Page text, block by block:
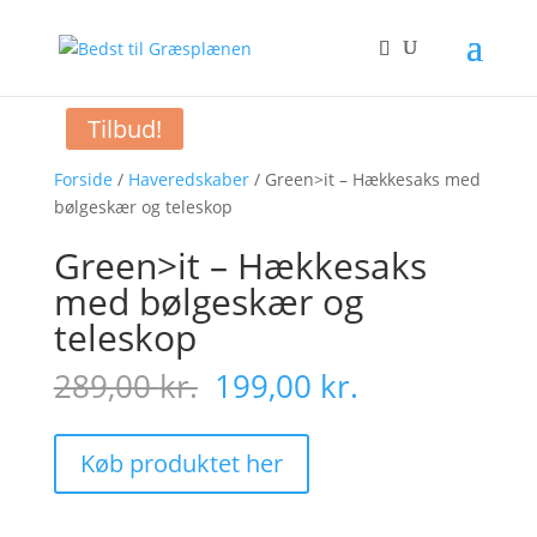
Forside / Haveredskaber/ Green>it – Hækkesaks med
bølgeskær og teleskop
Tilbud!
Green>it – Hækkesaks
med bølgeskær og
teleskop
289,00kr. Original
price
was:
289,00 kr..
199,00 kr.
Køb produktet her